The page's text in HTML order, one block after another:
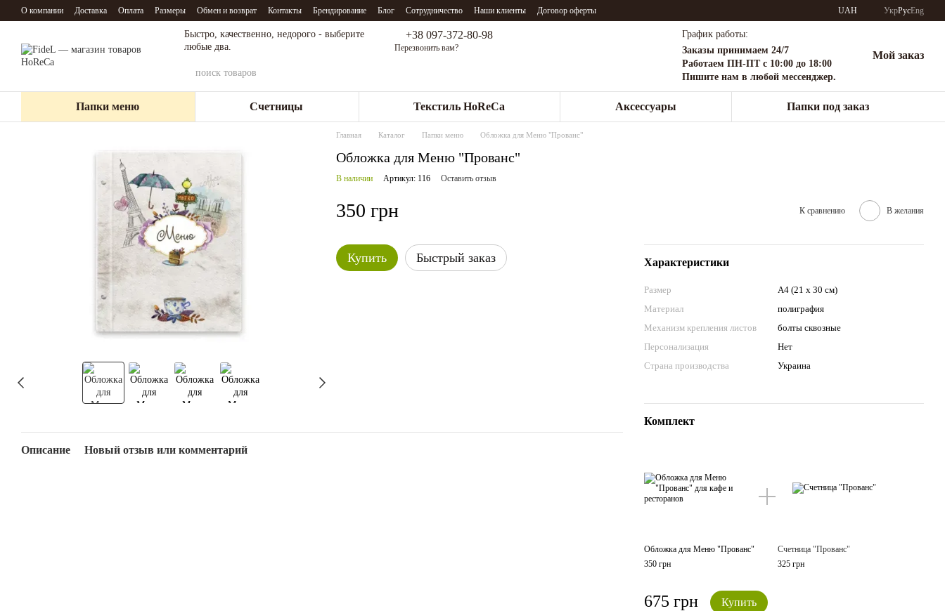
Перейти к основному контенту
О компании Доставка Оплата Размеры Обмен и возврат Контакты Брендирование Блог Сотрудничество Наши клиенты Договор оферты UAH УкрРусEng
Быстро, качественно, недорого - выберите
любые два.
+38 097-372-80-98
Перезвонить вам?
График работы:
Заказы принимаем 24/7
Работаем ПН-ПТ с 10:00 до 18:00
Пишите нам в любой мессенджер.
Мой заказ
Папки меню Счетницы Текстиль HoReCa Аксессуары Папки под заказ
Главная Каталог Папки меню Обложка для Меню "Прованс"
Обложка для Меню "Прованс"
В наличии Артикул: 116 Оставить отзыв
350 грн К сравнению В желания
Купить Быстрый заказ Характеристики
Размер
А4 (21 х 30 см)
Материал
полиграфия
Механизм крепления листов
болты сквозные
Персонализация
Нет
Страна производства
Украина
Комплект
Обложка для Меню "Прованс"
350 грн
Счетница "Прованс"
325 грн
675 грн Купить
Описание Новый отзыв или комментарий